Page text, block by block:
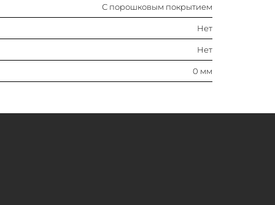
С порошковым покрытием
Нет
Нет
0 мм